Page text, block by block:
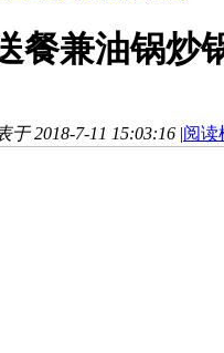
餐兼油锅炒
于 2018-7-11 15:03:16 |阅读